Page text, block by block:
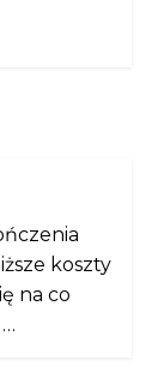
koszty
na co